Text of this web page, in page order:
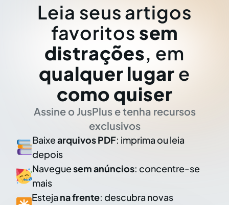
Leia seus artigos
favoritos sem
distrações, em
qualquer lugar e
como quiser
Assine o JusPlus e tenha recursos
exclusivos
Baixearquivos PDF: imprima ou leia
depois
Naveguesem anúncios: concentre-se
mais
Esteja na frente: descubra novas